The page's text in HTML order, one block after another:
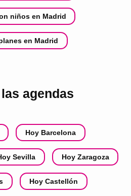
niños en Madrid
en Madrid
agendas
Hoy Barcelona
Sevilla Hoy Zaragoza
Hoy Castellón